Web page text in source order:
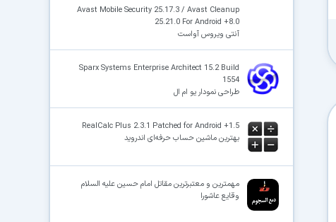
Avast Mobile Security 25.17.3 / Avast Cleanup
25.21.0 For Android +8.0
آنتی ویروس آواست
Sparx Systems Enterprise Architect 15.2 Build
1554
طراحی نمودار یو ام ال
RealCalc Plus 2.3.1 Patched for Android +1.5
بهترین ماشین حساب حرفه‌ای اندروید
مهمترین و معتبرترین مقاتل امام حسین علیه السلام
وقایع عاشورا